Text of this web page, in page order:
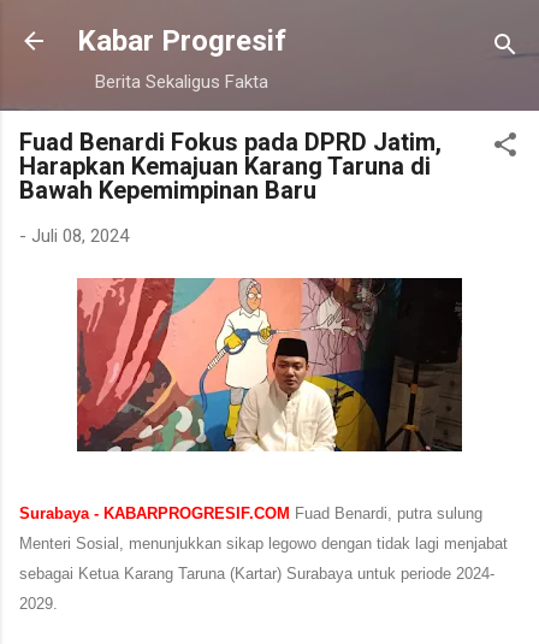
Langsung ke konten utama
Kabar Progresif
Berita Sekaligus Fakta
Fuad Benardi Fokus pada DPRD Jatim,
Harapkan Kemajuan Karang Taruna di
Bawah Kepemimpinan Baru
- Juli 08, 2024
Surabaya - KABARPROGRESIF.COM Fuad Benardi, putra sulung
Menteri Sosial, menunjukkan sikap legowo dengan tidak lagi menjabat
sebagai Ketua Karang Taruna (Kartar) Surabaya untuk periode 2024-
2029.